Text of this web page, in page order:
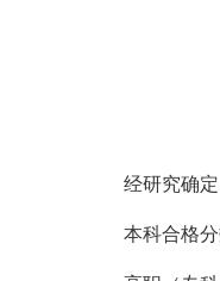
经研究确
本科合格